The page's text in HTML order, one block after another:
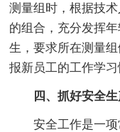
测量组时，根据技
的组合，充分发挥
生，要求所在测量
报新员工的工作学习
四、抓好安全生
安全工作是一项